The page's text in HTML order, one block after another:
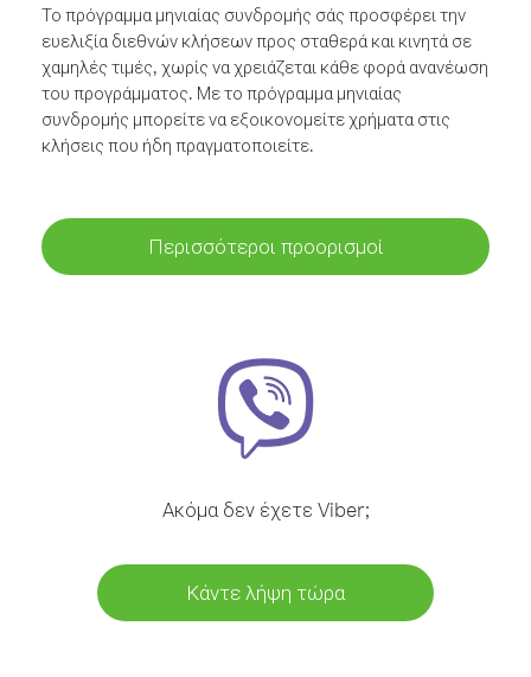
Το πρόγραμμα μηνιαίας συνδρομής σάς προσφέρει την
ευελιξία διεθνών κλήσεων προς σταθερά και κινητά σε
χαμηλές τιμές, χωρίς να χρειάζεται κάθε φορά ανανέωση
του προγράμματος. Με το πρόγραμμα μηνιαίας
συνδρομής μπορείτε να εξοικονομείτε χρήματα στις
κλήσεις που ήδη πραγματοποιείτε.
Περισσότεροι προορισμοί
Ακόμα δεν έχετε Viber;
Κάντε λήψη τώρα